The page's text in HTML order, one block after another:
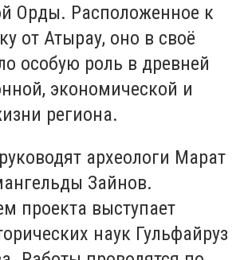
Орды. Расположенное к
от Атырау, оно в своё
особую роль в древней
экономической и
региона.
археологи Марат
Зайнов.
проекта выступает
наук Гульфайруз